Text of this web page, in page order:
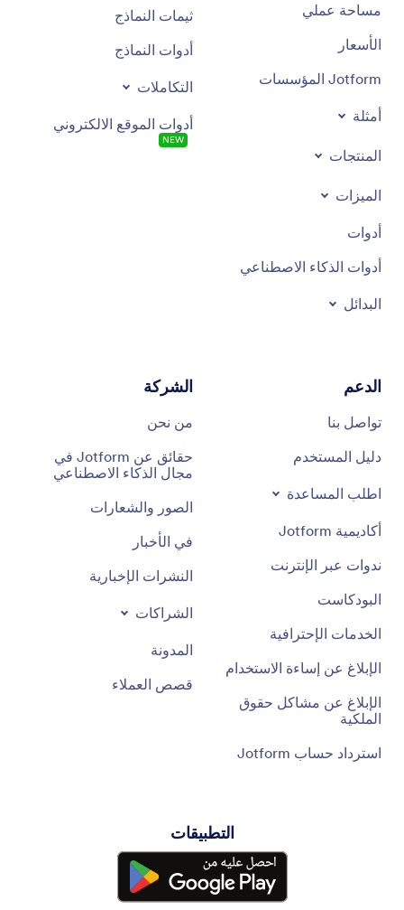
مساحة عملي
الأسعار
Jotform المؤسسات
أمثلة
المنتجات
الميزات
أدوات
أدوات الذكاء الاصطناعي
البدائل
ثيمات النماذج
أدوات النماذج
التكاملات
أدوات الموقع الالكتروني
NEW
الدعم
تواصل بنا
دليل المستخدم
اطلب المساعدة
أكاديمية Jotform
ندوات عبر الإنترنت
البودكاست
الخدمات الإحترافية
الإبلاغ عن إساءة الاستخدام
الإبلاغ عن مشاكل حقوق
الملكية
استرداد حساب Jotform
الشركة
من نحن
حقائق عن Jotform في
مجال الذكاء الاصطناعي
الصور والشعارات
في الأخبار
النشرات الإخبارية
الشراكات
المدونة
قصص العملاء
التطبيقات